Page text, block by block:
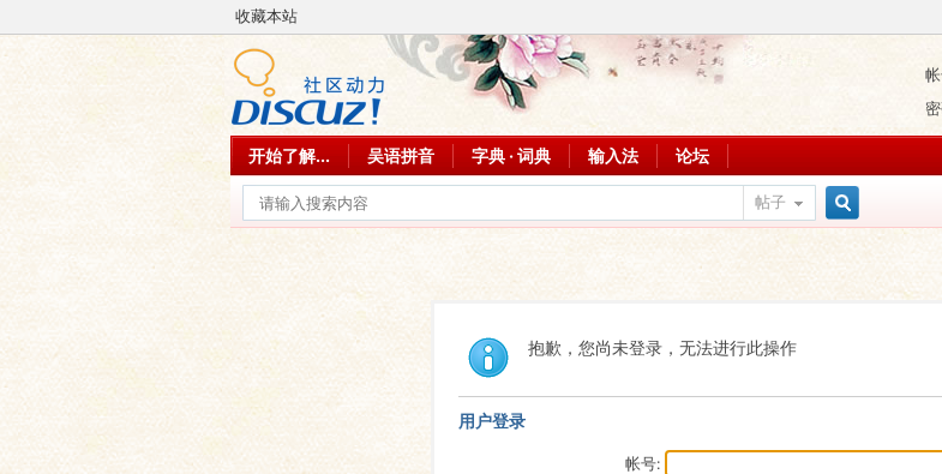
收藏本站
开始了解... 吴语拼音 字典 · 词典 输入法 论坛
帖子
抱歉，您尚未登录，无法进行此操作
用户登录
帐号: